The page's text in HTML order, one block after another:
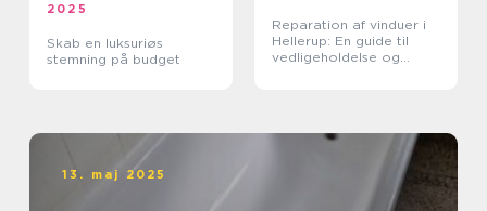
2025
Skab en luksuriøs
stemning på budget
Reparation af vinduer i
Hellerup: En guide til
vedligeholdelse og
13. maj 2025